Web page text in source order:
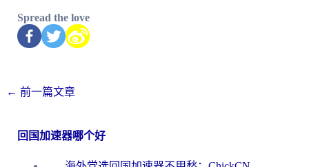
Spread the love
← 前一篇文章
回国加速器哪个好